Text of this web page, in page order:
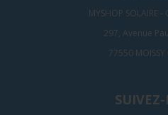
MYSHOP SOLAIRE -
297, Avenue
77550 MOISSY